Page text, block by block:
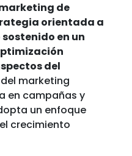
de
orientada a
en un
del
marketing
en campañas y
un enfoque
crecimiento